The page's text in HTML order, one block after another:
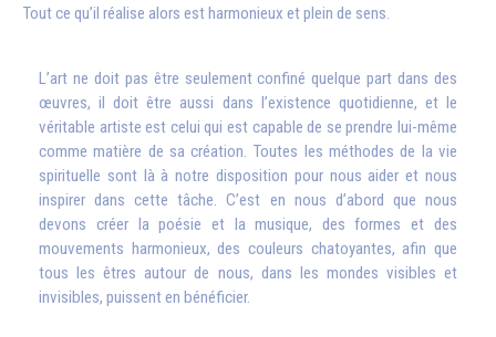
Tout ce qu’il réalise alors est harmonieux et plein de sens.
L’art ne doit pas être seulement confiné quelque part dans des
œuvres, il doit être aussi dans l’existence quotidienne, et le
véritable artiste est celui qui est capable de se prendre lui-même
comme matière de sa création. Toutes les méthodes de la vie
spirituelle sont là à notre disposition pour nous aider et nous
inspirer dans cette tâche. C’est en nous d’abord que nous
devons créer la poésie et la musique, des formes et des
mouvements harmonieux, des couleurs chatoyantes, afin que
tous les êtres autour de nous, dans les mondes visibles et
invisibles, puissent en bénéficier.